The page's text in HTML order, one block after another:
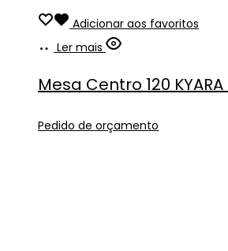
Adicionar aos favoritos
Ler mais
Mesa Centro 120 KYARA
Pedido de orçamento